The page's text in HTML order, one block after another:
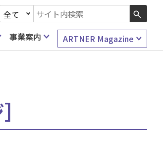
書種別を選択
検索キーワード入力
事業案内 ARTNER Magazine